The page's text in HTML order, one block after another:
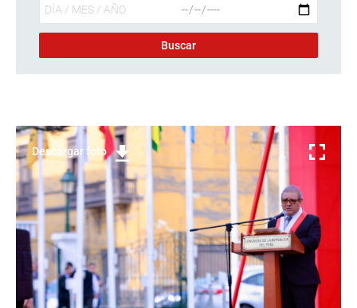
Descargar foto